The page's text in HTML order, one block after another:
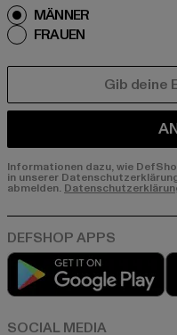
MÄNNER
FRAUEN
Informationen dazu, wie
in unserer
abmelden.